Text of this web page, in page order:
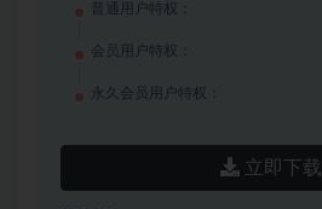
普通用户特权：
会员用户特权：
永久会员用户特权：
立即下载